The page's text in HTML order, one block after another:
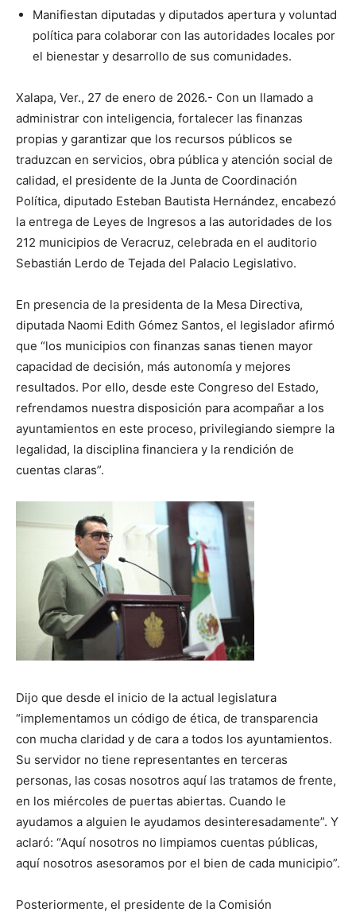
Manifiestan diputadas y diputados apertura y voluntad
política para colaborar con las autoridades locales por
el bienestar y desarrollo de sus comunidades.
Xalapa, Ver., 27 de enero de 2026.- Con un llamado a
administrar con inteligencia, fortalecer las finanzas
propias y garantizar que los recursos públicos se
traduzcan en servicios, obra pública y atención social de
calidad, el presidente de la Junta de Coordinación
Política, diputado Esteban Bautista Hernández, encabezó
la entrega de Leyes de Ingresos a las autoridades de los
212 municipios de Veracruz, celebrada en el auditorio
Sebastián Lerdo de Tejada del Palacio Legislativo.
En presencia de la presidenta de la Mesa Directiva,
diputada Naomi Edith Gómez Santos, el legislador afirmó
que “los municipios con finanzas sanas tienen mayor
capacidad de decisión, más autonomía y mejores
resultados. Por ello, desde este Congreso del Estado,
refrendamos nuestra disposición para acompañar a los
ayuntamientos en este proceso, privilegiando siempre la
legalidad, la disciplina financiera y la rendición de
cuentas claras”.
Dijo que desde el inicio de la actual legislatura
“implementamos un código de ética, de transparencia
con mucha claridad y de cara a todos los ayuntamientos.
Su servidor no tiene representantes en terceras
personas, las cosas nosotros aquí las tratamos de frente,
en los miércoles de puertas abiertas. Cuando le
ayudamos a alguien le ayudamos desinteresadamente”. Y
aclaró: “Aquí nosotros no limpiamos cuentas públicas,
aquí nosotros asesoramos por el bien de cada municipio”.
Posteriormente, el presidente de la Comisión